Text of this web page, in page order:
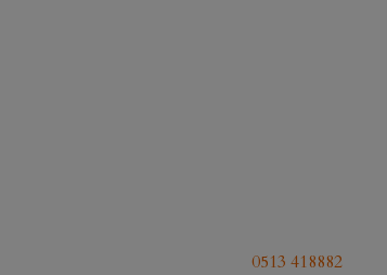
0513 418882